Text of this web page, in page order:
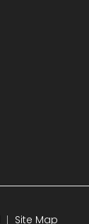
Site Map